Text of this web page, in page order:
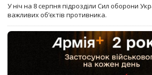
У ніч на 8 серпня підрозділи Сил оборони
важливих об’єктів противника.